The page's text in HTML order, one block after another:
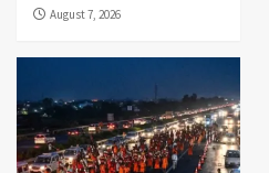
August 7, 2026